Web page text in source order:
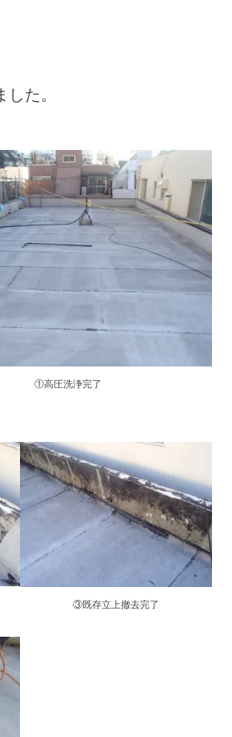
た。
①高圧洗浄完了
③既存立上撤去完了